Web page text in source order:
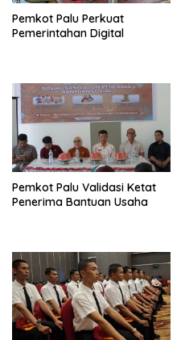
Pemkot Palu Perkuat
Pemerintahan Digital
Pemkot Palu Validasi Ketat
Penerima Bantuan Usaha